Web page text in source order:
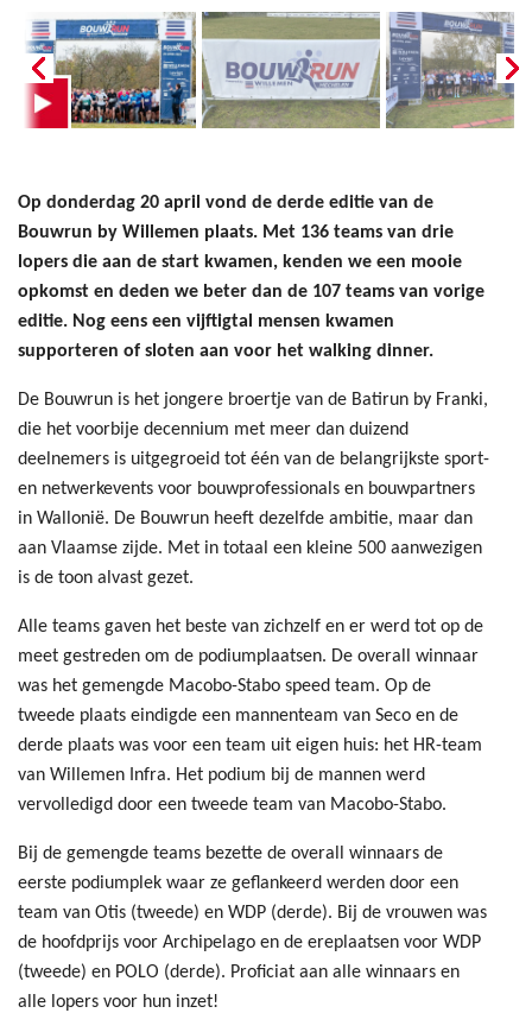
Op donderdag 20 april vond de derde editie van de
Bouwrun by Willemen plaats. Met 136 teams van drie
lopers die aan de start kwamen, kenden we een mooie
opkomst en deden we beter dan de 107 teams van vorige
editie. Nog eens een vijftigtal mensen kwamen
supporteren of sloten aan voor het walking dinner.
De Bouwrun is het jongere broertje van de Batirun by Franki,
die het voorbije decennium met meer dan duizend
deelnemers is uitgegroeid tot één van de belangrijkste sport-
en netwerkevents voor bouwprofessionals en bouwpartners
in Wallonië. De Bouwrun heeft dezelfde ambitie, maar dan
aan Vlaamse zijde. Met in totaal een kleine 500 aanwezigen
is de toon alvast gezet.
Alle teams gaven het beste van zichzelf en er werd tot op de
meet gestreden om de podiumplaatsen. De overall winnaar
was het gemengde Macobo-Stabo speed team. Op de
tweede plaats eindigde een mannenteam van Seco en de
derde plaats was voor een team uit eigen huis: het HR-team
van Willemen Infra. Het podium bij de mannen werd
vervolledigd door een tweede team van Macobo-Stabo.
Bij de gemengde teams bezette de overall winnaars de
eerste podiumplek waar ze geflankeerd werden door een
team van Otis (tweede) en WDP (derde). Bij de vrouwen was
de hoofdprijs voor Archipelago en de ereplaatsen voor WDP
(tweede) en POLO (derde). Proficiat aan alle winnaars en
alle lopers voor hun inzet!